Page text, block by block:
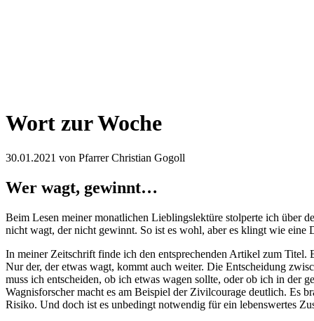
Wort zur Woche
30.01.2021 von Pfarrer Christian Gogoll
Wer wagt, gewinnt…
Beim Lesen meiner monatlichen Lieblingslektüre stolperte ich über
nicht wagt, der nicht gewinnt. So ist es wohl, aber es klingt wie
In meiner Zeitschrift finde ich den entsprechenden Artikel zum
Nur der, der etwas wagt, kommt auch weiter. Die Entscheidung
muss ich entscheiden, ob ich etwas wagen sollte, oder ob ich in der
Wagnisforscher macht es am Beispiel der Zivilcourage deutlich. Es
Risiko. Und doch ist es unbedingt notwendig für ein lebenswertes